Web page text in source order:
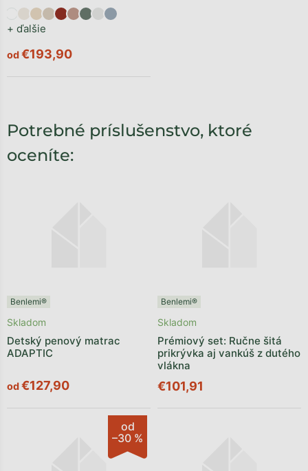
+ ďalšie
od€193,90
Potrebné príslušenstvo, ktoré
oceníte:
Benlemi®
Detský penový matrac
ADAPTIC
Skladom
od€127,90
Benlemi®
Prémiový set: Ručne šitá
prikrývka aj vankúš z dutého
vlákna
Skladom
€101,91
od
–30 %